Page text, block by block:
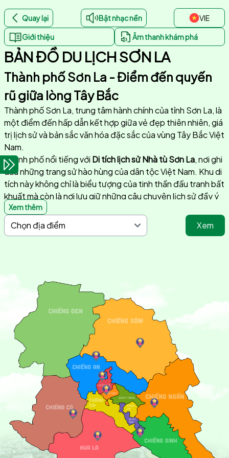
Quay lại Bật nhạc nền VIE
Giới thiệu Âm thanh khám phá
BẢN ĐỒ DU LỊCH SƠN LA
Thành phố Sơn La - Điểm đến quyến
rũ giữa lòng Tây Bắc
Thành phố Sơn La, trung tâm hành chính của tỉnh Sơn La, là
một điểm đến hấp dẫn kết hợp giữa vẻ đẹp thiên nhiên, giá
trị lịch sử và bản sắc văn hóa đặc sắc của vùng Tây Bắc Việt
Nam.
Thành phố nổi tiếng với Di tích lịch sử Nhà tù Sơn La, nơi ghi
dấu những trang sử hào hùng của dân tộc Việt Nam. Khu di
tích này không chỉ là biểu tượng của tinh thần đấu tranh bất
khuất mà còn là nơi lưu giữ những câu chuyện lịch sử đầy ý
nghĩa.
Một trong những điểm nhấn không thể bỏ qua khi đến Sơn
La là Cây đào Tô Hiệu
, biểu tượng của sự kiên cường và hy
Ngoài các điểm di tích lịch sử, Sơn La còn thu hút du khách
Suối nước nóng Bản Mòng
tận hưởng không gian thiên nhiên tươi mát. Đây là cơ hội
tuyệt vời để ngâm mình trong dòng nước khoáng ấm áp,
tốt cho sức khỏe và tinh thần.
Thành phố Sơn La cũng là cửa ngõ khám phá nét văn hóa
đặc sắc của các dân tộc Thái, Mông, Dao. Những lễ hội
truyền thống, điệu múa xòe uyển chuyển, và ẩm thực địa
phương như nậm pịa, thịt trâu gác bếp, và xôi ngũ sắc sẽ
khiến hành trình của bạn thêm phần phong phú.
Hãy đến với thành phố Sơn La để cảm nhận nhịp sống vừa
hiện đại vừa đậm chất truyền thống, nơi mỗi bước chân đều
mang đến những trải nghiệm thú vị và ý nghĩa!
Xem thêm
Xem